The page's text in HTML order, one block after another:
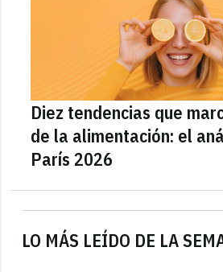
LO MÁS LEÍDO DE LA
Diez tendencias que
de la alimentación: el
París 2026